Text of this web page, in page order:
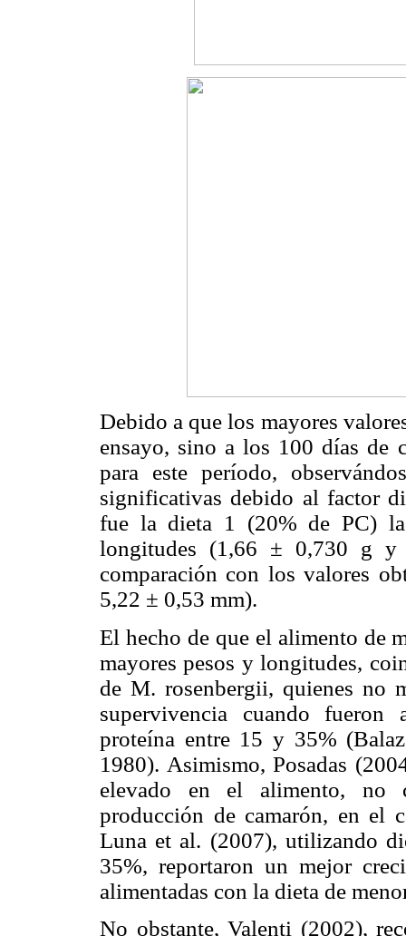
Debido a que los mayores
ensayo, sino a los 100 días de
para este período,
significativas debido al factor
fue la dieta 1 (20% de PC)
longitudes (1,66 ± 0,730 g y
comparación con los valores
5,22 ± 0,53 mm).
El hecho de que el alimento de
mayores pesos y longitudes,
de M. rosenbergii, quienes no
supervivencia cuando fueron
proteína entre 15 y 35%
1980). Asimismo, Posadas
elevado en el alimento, no
producción de camarón, en el
Luna et al. (2007), utilizando
35%, reportaron un mejor
alimentadas con la dieta de
No obstante, Valenti (2002),